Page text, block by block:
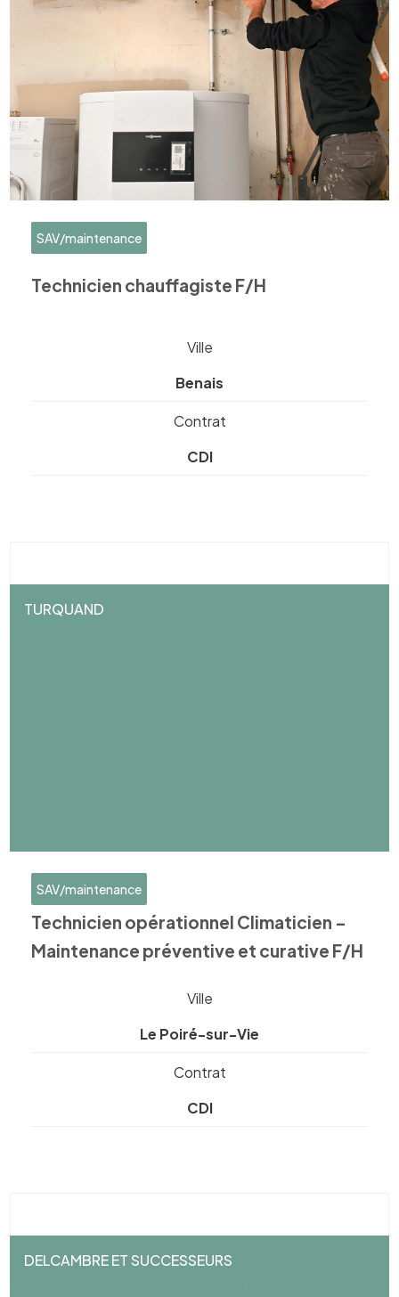
SAV/maintenance
Technicien chauffagiste F/H
Ville
Benais
Contrat
CDI
TURQUAND
SAV/maintenance
Technicien opérationnel Climaticien –
Maintenance préventive et curative F/H
Ville
Le Poiré-sur-Vie
Contrat
CDI
DELCAMBRE ET SUCCESSEURS